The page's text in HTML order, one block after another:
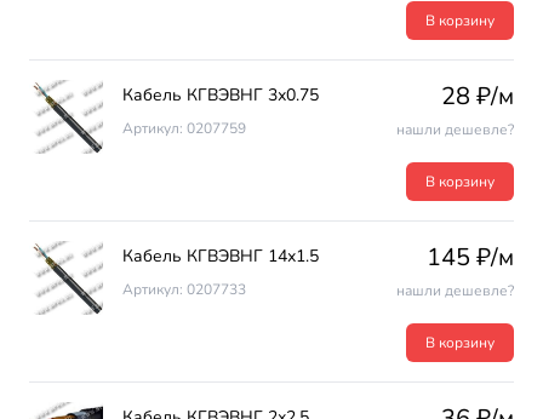
В корзину
Кабель КГВЭВНГ 3х0.75
Артикул: 0207759
28 ₽/м
нашли дешевле?
В корзину
Кабель КГВЭВНГ 14х1.5
Артикул: 0207733
145 ₽/м
нашли дешевле?
В корзину